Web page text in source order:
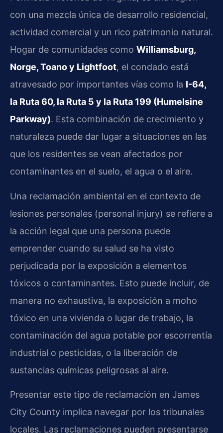
con una mezcla única de desarrollo residencial,
actividad comercial y un rico patrimonio natural.
Hogar de comunidades como Williamsburg,
Norge, Toano y Lightfoot, el condado está
atravesado por importantes vías como la I-64,
la Ruta 60, la Ruta 5 y la Ruta 199 (Humelsine
Parkway). Esta combinación de crecimiento y
naturaleza puede dar lugar a situaciones en las
que los residentes se vean afectados por
contaminantes en el suelo, el agua o el aire.
Una reclamación ambiental en el contexto de
lesiones personales (personal injury) se refiere a
la acción legal que una persona puede
emprender cuando su salud se ha visto
perjudicada por la exposición a elementos
tóxicos o contaminantes. Esto puede incluir, de
manera no exhaustiva, la exposición a moho
tóxico en una vivienda o lugar de trabajo, la
contaminación del agua potable por escorrentía
industrial o pesticidas, o la liberación de
sustancias químicas peligrosas al aire.
Presentar este tipo de reclamación en James
City County implica navegar por los tribunales
locales. Las reclamaciones pueden presentarse